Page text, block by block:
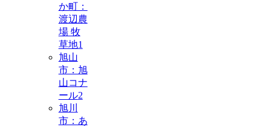
か町：
渡辺農
場 牧
草地1
旭山
市：旭
山コナ
ール2
旭川
市：あ